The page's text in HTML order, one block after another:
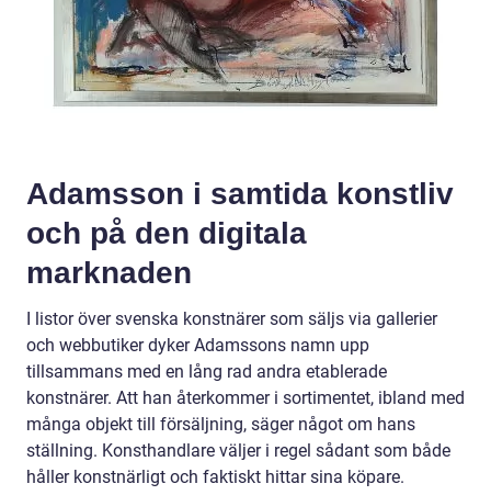
Adamsson i samtida konstliv
och på den digitala
marknaden
I listor över svenska konstnärer som säljs via gallerier
och webbutiker dyker Adamssons namn upp
tillsammans med en lång rad andra etablerade
konstnärer. Att han återkommer i sortimentet, ibland med
många objekt till försäljning, säger något om hans
ställning. Konsthandlare väljer i regel sådant som både
håller konstnärligt och faktiskt hittar sina köpare.